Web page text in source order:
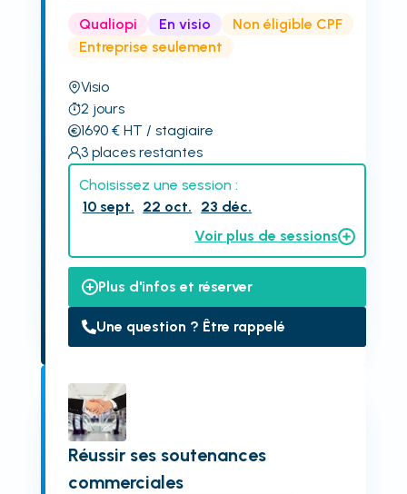
Qualiopi En visio
Non éligible CPF
Entreprise seulement
Visio
2 jours
1690€ HT / stagiaire
3 places restantes
Choisissez une session :
10 sept. 22 oct.
23 déc.
Voir plus de sessions
Plus d'infos et réserver
Une question ? Être rappelé
Réussir ses soutenances
commerciales